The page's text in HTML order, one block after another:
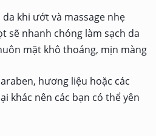
khi ướt và massage nhẹ
sẽ nhanh chóng làm sạch da
mặt khô thoáng, mịn màng
hương liệu hoặc các
khác nên các bạn có thể yên